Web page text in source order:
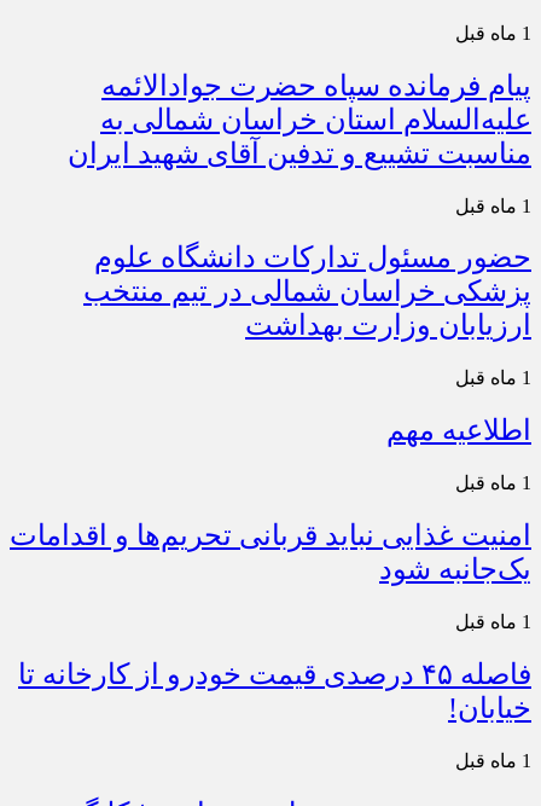
1 ماه قبل
پیام فرمانده سپاه حضرت جوادالائمه
علیه‌السلام استان خراسان شمالی به
مناسبت تشییع و تدفین آقای شهید ایران
1 ماه قبل
حضور مسئول تدارکات دانشگاه علوم
پزشکی خراسان شمالی در تیم منتخب
ارزیابان وزارت بهداشت
1 ماه قبل
اطلاعیه مهم
1 ماه قبل
امنیت غذایی نباید قربانی تحریم‌ها و اقدامات
یک‌جانبه شود
1 ماه قبل
فاصله ۴۵ درصدی قیمت خودرو از کارخانه تا
خیابان!
1 ماه قبل